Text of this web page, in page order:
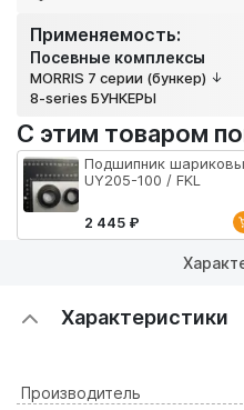
Применяемость:
Посевные комплексы
MORRIS 7 серии (бункер)
8-series БУНКЕРЫ
С этим товаром
Подшипник
UY205-100 / FKL
2 445 ₽
Характеристики
Производитель